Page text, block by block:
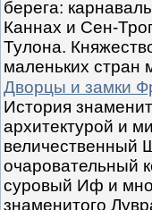
берега:
Каннах и Сен-
Тулона.
маленьких стран
Дворцы и замки
История
архитектурой и
величественный
очаровательный
суровый Иф и
знаменитого